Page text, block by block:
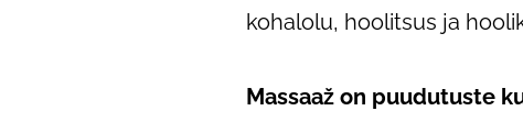
kohalolu, hoolitsus ja
Massaaž on puudutuste